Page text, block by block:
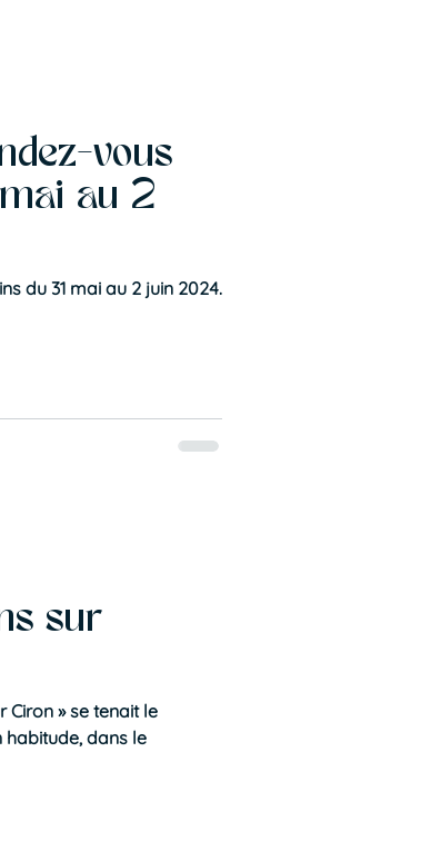
vous
au 2
du 31 mai au 2 juin 2024.
sur
» se tenait le
habitude, dans le